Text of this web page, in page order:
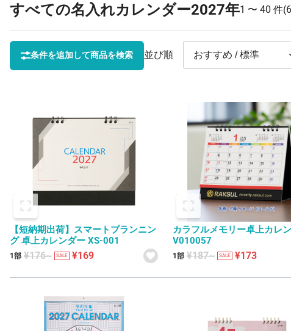
すべての名入れカレンダー2027年1 〜 40 件
条件を追加して商品を検索 並び順
【短納期出荷】スマートプランニン
グ 卓上カレンダー XS-001
1部 ¥176~ SALE ¥169
カラフルメモリー卓上カレ
V010057
1部 ¥187~ SALE ¥173